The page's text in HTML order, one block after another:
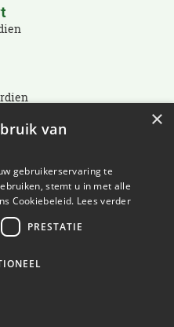
op de hoogte
×
van
gebruikerservaring te
stemt u in met alle
Cookiebeleid. Lees verder
PRESTATIE